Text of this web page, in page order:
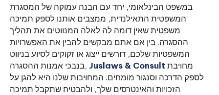
במשפט הבינלאומי, יחד עם הבנה עמוקה של המסגרת
המשפטית התאילנדית, ממצבים אותנו לספק תמיכה
משפטית שאין דומה לה לאלה המנווטים את תהליך
ההסגרה. בין אם אתם מבקשים להבין את האפשרויות
המשפטיות שלכם, דורשים ייצוג או זקוקים לסיוע בניווט
בנבכי אמנות ההסגרה, Juslaws & Consult
לספק הדרכה וסנגור מומחים. המחויבות שלנו היא להגן על
הזכויות והאינטרסים שלך, ולהבטיח שתקבל תמיכה